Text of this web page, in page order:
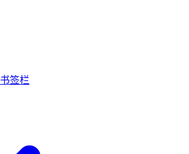
书签栏